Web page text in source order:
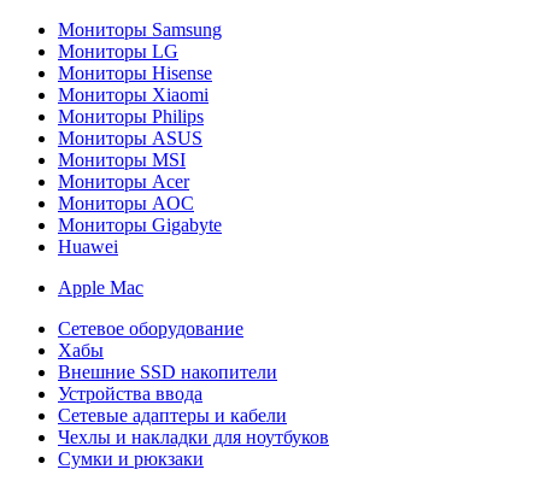
Мониторы Samsung
Мониторы LG
Мониторы Hisense
Мониторы Xiaomi
Мониторы Philips
Мониторы ASUS
Мониторы MSI
Мониторы Acer
Мониторы AOC
Мониторы Gigabyte
Huawei
Apple Mac
Сетевое оборудование
Хабы
Внешние SSD накопители
Устройства ввода
Сетевые адаптеры и кабели
Чехлы и накладки для ноутбуков
Сумки и рюкзаки